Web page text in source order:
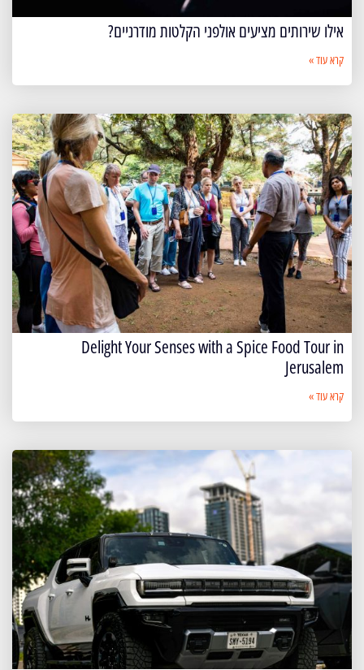
אילו שירותים מציעים אולפני הקלטות מודרניים?
קרא עוד »
Delight Your Senses with a Spice Food Tour in
Jerusalem
קרא עוד »